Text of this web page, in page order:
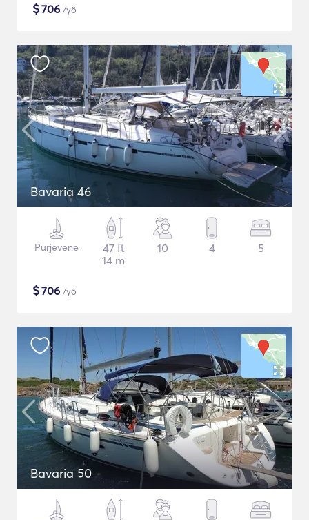
$706 /yö
Bavaria 46
Purjevene
47 ft
14 m
10 4 5
$706 /yö
Bavaria 50